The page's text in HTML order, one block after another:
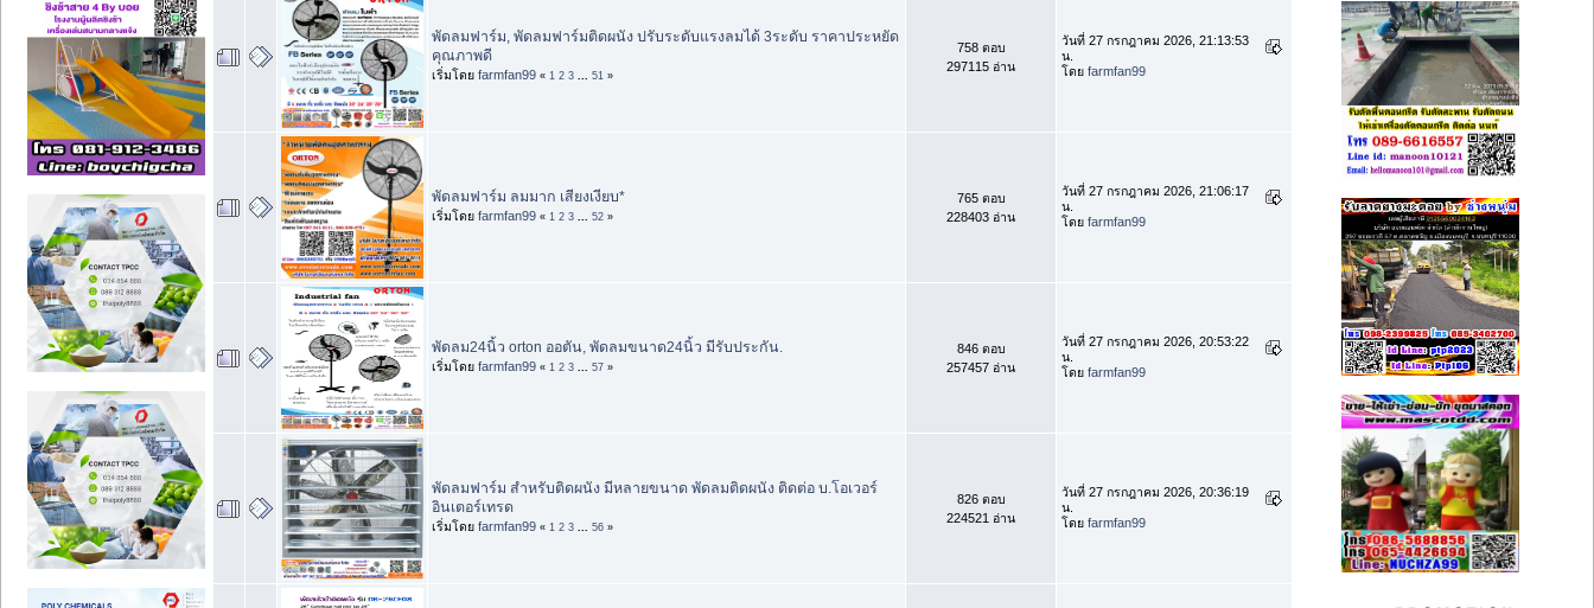
พัดลมฟาร์ม, พัดลมฟาร์มติดผนัง ปรับระดับแรงลมได้ 3ระดับ ราคาประหยัด
คุณภาพดี
เริ่มโดย farmfan99 « 1 2 3 51 »
758 ตอบ
297115 อ่าน
วันที่ 27 กรกฎาคม 2026, 21:13:53
น.
โดย farmfan99
พัดลมฟาร์ม ลมมาก เสียงเงียบ*
เริ่มโดย farmfan99 « 1 2 3 52 »
765 ตอบ
228403 อ่าน
วันที่ 27 กรกฎาคม 2026, 21:06:17
น.
โดย farmfan99
พัดลม24นิ้ว orton ออตัน, พัดลมขนาด24นิ้ว มีรับประกัน.
เริ่มโดย farmfan99 « 1 2 3 57 »
846 ตอบ
257457 อ่าน
วันที่ 27 กรกฎาคม 2026, 20:53:22
น.
โดย farmfan99
พัดลมฟาร์ม สำหรับติดผนัง มีหลายขนาด พัดลมติดผนัง ติดต่อ บ.โอเวอร์
อินเตอร์เทรด
เริ่มโดย farmfan99 « 1 2 3 56 »
826 ตอบ
224521 อ่าน
วันที่ 27 กรกฎาคม 2026, 20:36:19
น.
โดย farmfan99